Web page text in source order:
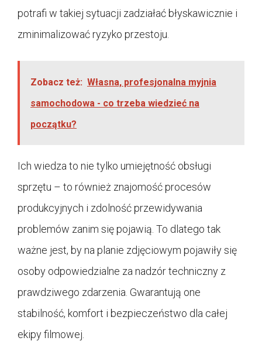
potrafi w takiej sytuacji zadziałać błyskawicznie i
zminimalizować ryzyko przestoju.
Zobacz też: Własna, profesjonalna myjnia
samochodowa - co trzeba wiedzieć na
początku?
Ich wiedza to nie tylko umiejętność obsługi
sprzętu – to również znajomość procesów
produkcyjnych i zdolność przewidywania
problemów zanim się pojawią. To dlatego tak
ważne jest, by na planie zdjęciowym pojawiły się
osoby odpowiedzialne za nadzór techniczny z
prawdziwego zdarzenia. Gwarantują one
stabilność, komfort i bezpieczeństwo dla całej
ekipy filmowej.